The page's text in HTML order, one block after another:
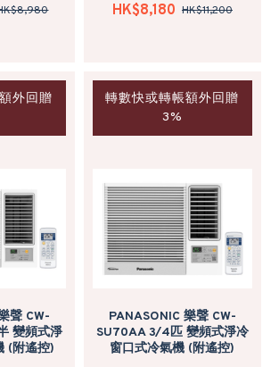
HK$8,180 HK$11,200
外回贈
聲 CW-
變頻式淨
(附遙控)
轉數快或轉帳額外回贈
3%
PANASONIC 樂聲 CW-
SU70AA 3/4匹 變頻式淨冷
窗口式冷氣機 (附遙控)